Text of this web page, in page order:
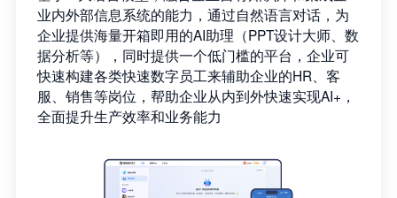
业内外部信息系统的能力，通过自然语言对话，为
企业提供海量开箱即用的AI助理（PPT设计大师、数
据分析等），同时提供一个低门槛的平台，企业可
快速构建各类快速数字员工来辅助企业的HR、客
服、销售等岗位，帮助企业从内到外快速实现AI+，
全面提升生产效率和业务能力